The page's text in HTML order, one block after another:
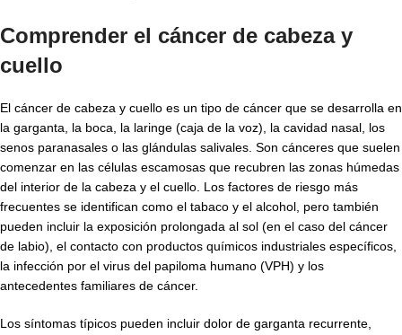
Comprender el cáncer de cabeza y
cuello
El cáncer de cabeza y cuello es un tipo de cáncer que se desarrolla en
la garganta, la boca, la laringe (caja de la voz), la cavidad nasal, los
senos paranasales o las glándulas salivales. Son cánceres que suelen
comenzar en las células escamosas que recubren las zonas húmedas
del interior de la cabeza y el cuello. Los factores de riesgo más
frecuentes se identifican como el tabaco y el alcohol, pero también
pueden incluir la exposición prolongada al sol (en el caso del cáncer
de labio), el contacto con productos químicos industriales específicos,
la infección por el virus del papiloma humano (VPH) y los
antecedentes familiares de cáncer.
Los síntomas típicos pueden incluir dolor de garganta recurrente,